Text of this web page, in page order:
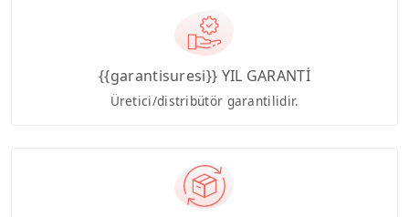
{{garantisuresi}} YIL GARANTİ
Üretici/distribütör garantilidir.